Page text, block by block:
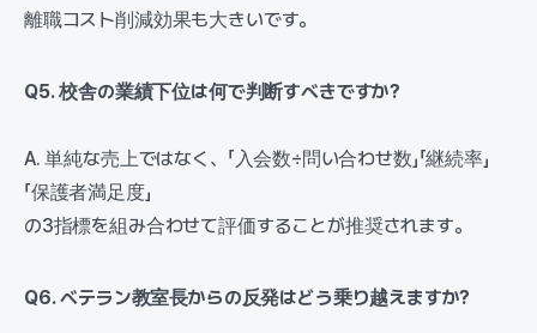
離職コスト削減効果も大きいです。
Q5. 校舎の業績下位は何で判断すべきですか?
A. 単純な売上ではなく、「入会数÷問い合わせ数」「継続率」
「保護者満足度」
の3指標を組み合わせて評価することが推奨されます。
Q6. ベテラン教室長からの反発はどう乗り越えますか?